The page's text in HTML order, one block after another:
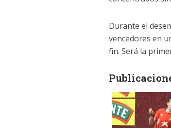
Durante el
vencedores en
fin. Será la